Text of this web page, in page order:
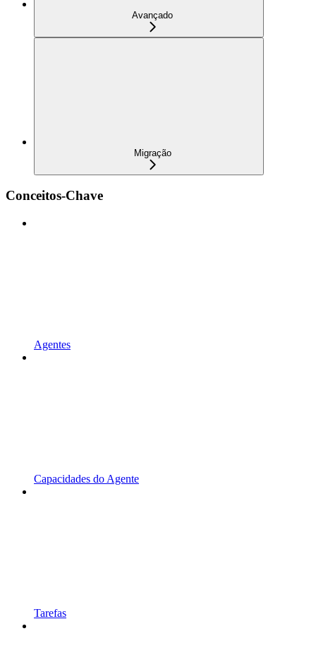
Avançado
Migração
Conceitos-Chave
Agentes
Capacidades do Agente
Tarefas